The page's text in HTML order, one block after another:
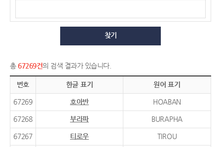
찾기
총 67269건의 검색 결과가 있습니다.
번호 한글 표기 원어 표기
67269 호아반 HOABAN
67268 부라파 BURAPHA
67267 티로우 TIROU